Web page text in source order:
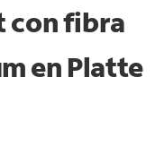
con fibra
en Platte